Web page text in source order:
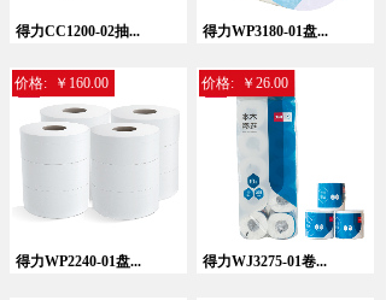
得力CC1200-02抽... 得力WP3180-01盘...
得力WP2240-01盘...
价格: ￥160.00
得力WJ3275-01卷...
价格: ￥26.00